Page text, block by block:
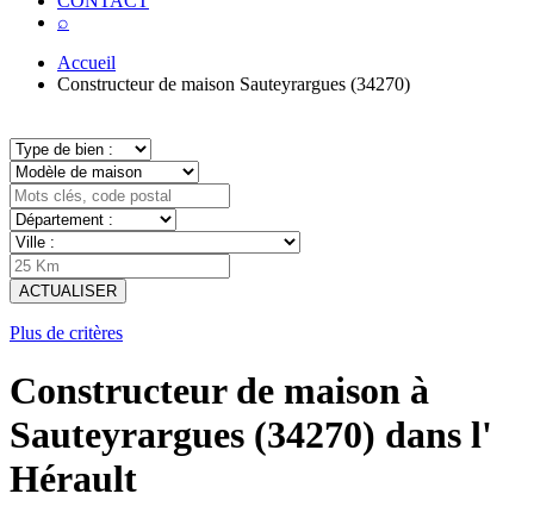
⌕
Accueil
Constructeur de maison Sauteyrargues (34270)
ACTUALISER
Plus de critères
Constructeur de maison à
Sauteyrargues (34270) dans l'
Hérault